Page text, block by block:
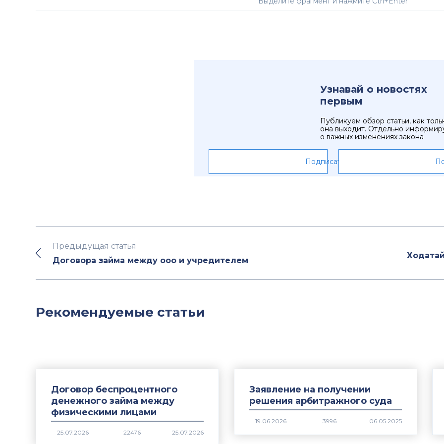
Узнавай о новостях
первым
Публикуем обзор статьи, как
она выходит. Отдельно
о важных изменениях закона
Подписаться
Предыдущая статья
Договора займа между ооо и учредителем
Рекомендуемые статьи
Договор беспроцентного
денежного займа между
физическими лицами
22476
Заявление на получении
решения арбитражного суда
3996